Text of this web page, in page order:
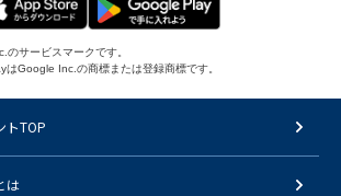
サービスマークです。
Google Inc.の商標または登録商標です。
トTOP
は